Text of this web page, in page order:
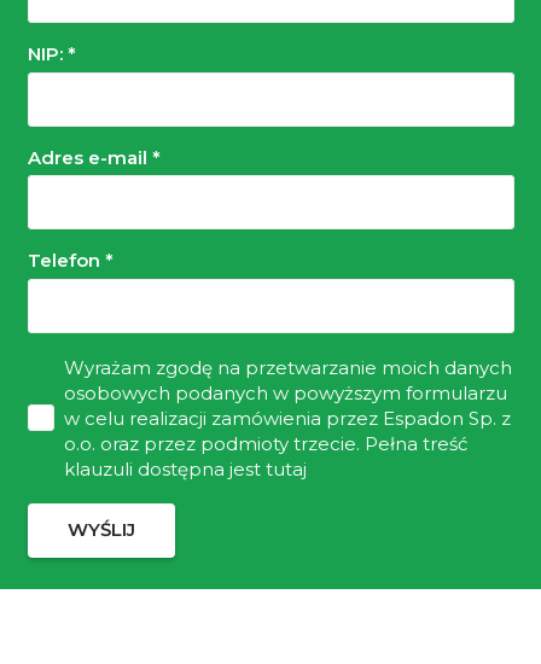
NIP: *
Adres e-mail *
Telefon *
Wyrażam zgodę na przetwarzanie moich danych
osobowych podanych w powyższym formularzu
w celu realizacji zamówienia przez Espadon Sp. z
o.o. oraz przez podmioty trzecie. Pełna treść
klauzuli dostępna jest tutaj
WYŚLIJ